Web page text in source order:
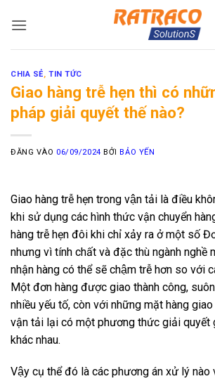
qua
CHIA SẺ,TIN TỨC
Giao hàng trễ hẹn thì có
pháp giải quyết thế nào?
ĐĂNG VÀO 06/09/2024 BỞIBẢO YẾN
Giao hàng trễ hẹn trong vận tải là điều
khi sử dụng các hình thức vận chuyển
hàng trễ hẹn đôi khi chỉ xảy ra ở một số
nhưng vì tính chất và đặc thù ngành nghề
nhận hàng có thể sẽ chậm trễ hơn so với
Một đơn hàng được giao thành công,
nhiều yếu tố, còn với những mặt hàng
vận tải lại có một phương thức giải quyết
khác nhau.
Vậy cụ thể đó là các phương án xử lý nào